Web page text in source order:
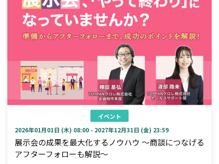
イベント
2026年01月01日 (木) 08:00 - 2027年12月31日 (金) 23:59
展示会の成果を最大化するノウハウ ～商談につなげる
アフターフォローも解説～